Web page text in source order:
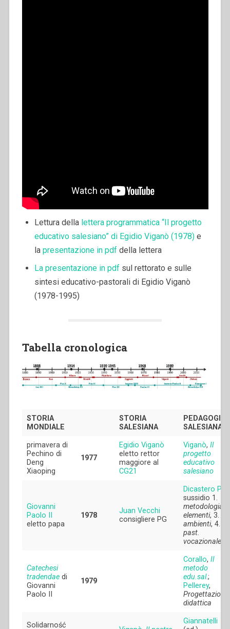
Lettura della lettera programmatica “Il progetto
educativo salesiano” di Egidio Viganò (1978) e
lapresentazione in pdf della lettera
La presentazione in pdf sul rettorato e sulle
sintesi educativo-pastorali di Egidio Viganò
(1978-1995)
Tabella cronologica
STORIA
MONDIALE
STORIA
SALESIANA
PEDAGOGIA
SALESIANA
primavera di
Pechino di
Deng
Xiaoping
1977
Egidio Viganò
eletto rettor
maggiore al
CG21
Viganò,Il
progetto
educativo
salesiano
Giovanni
Paolo II
eletto papa
1978
Juan Vecchi
consigliere PG
Dicastero PG
sussidio 1.
metodologia
elementi, 3.
ambienti, 4.
past.
vocazionale
Catechesi
tradendae di
Giovanni
Paolo II
1979
Corallo,Il
metodo
edu.sal.;
Pellerey,
Progettazione
didattica
Solidarność
Giannatelli